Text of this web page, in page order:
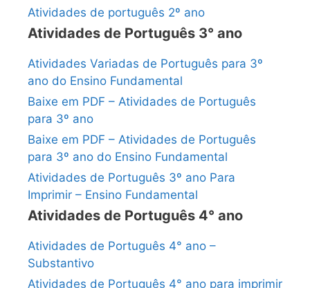
Atividades de português 2º ano
Atividades de Português 3° ano
Atividades Variadas de Português para 3º
ano do Ensino Fundamental
Baixe em PDF – Atividades de Português
para 3º ano
Baixe em PDF – Atividades de Português
para 3º ano do Ensino Fundamental
Atividades de Português 3º ano Para
Imprimir – Ensino Fundamental
Atividades de Português 4° ano
Atividades de Português 4° ano –
Substantivo
Atividades de Português 4° ano para imprimir